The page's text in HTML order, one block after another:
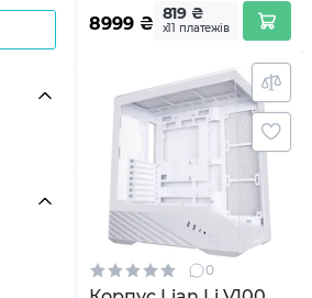
8999₴ 819 ₴
х11 платежів
0